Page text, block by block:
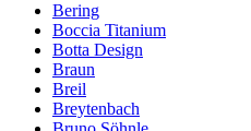
Bering
Boccia Titanium
Botta Design
Braun
Breil
Breytenbach